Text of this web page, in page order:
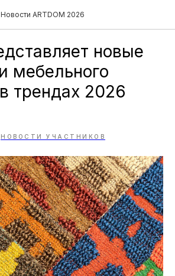
Новости ARTDOM 2026
новые
мебельного
трендах 2026
НОВОСТИ УЧАСТНИКОВ